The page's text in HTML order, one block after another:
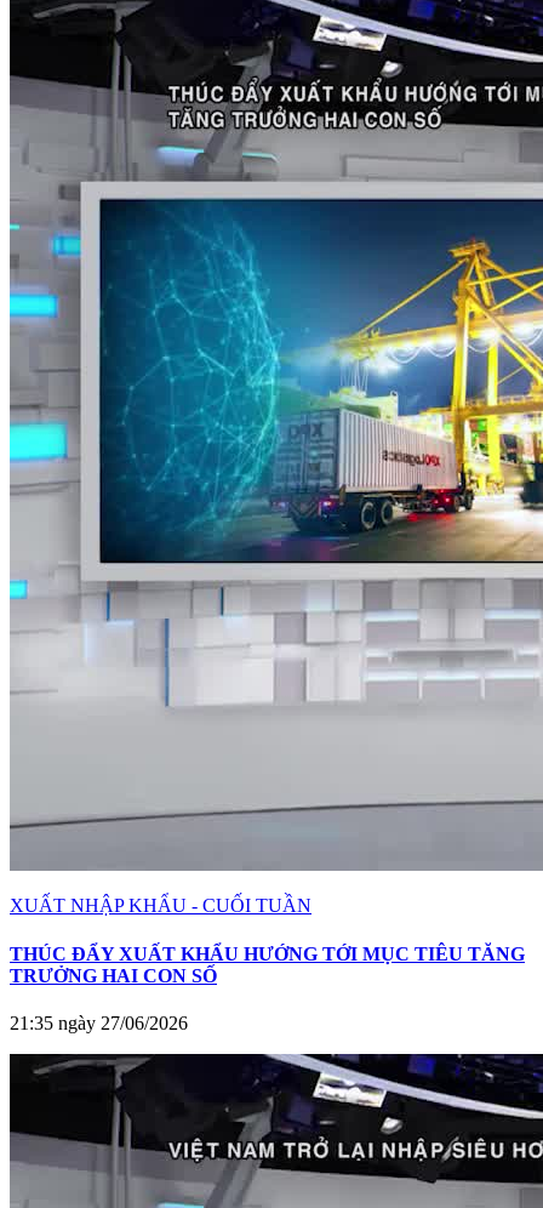
XUẤT NHẬP KHẨU - CUỐI TUẦN
THÚC ĐẨY XUẤT KHẨU HƯỚNG TỚI MỤC TIÊU TĂNG
TRƯỞNG HAI CON SỐ
21:35 ngày 27/06/2026